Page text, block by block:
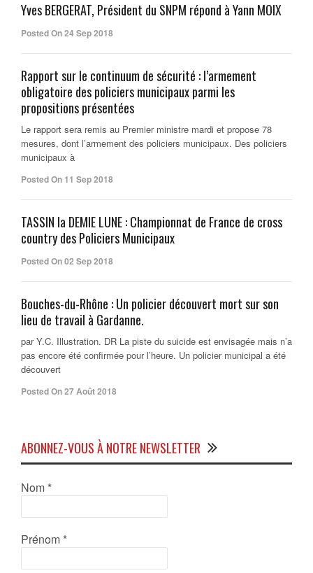
Yves BERGERAT, Président du SNPM répond à Yann MOIX
Posted On 24 Sep 2018
Rapport sur le continuum de sécurité : l’armement
obligatoire des policiers municipaux parmi les
propositions présentées
Le rapport sera remis au Premier ministre mardi et propose 78
mesures, dont l’armement des policiers municipaux. Des policiers
municipaux à
Posted On 11 Sep 2018
TASSIN la DEMIE LUNE : Championnat de France de cross
country des Policiers Municipaux
Posted On 02 Sep 2018
Bouches-du-Rhône : Un policier découvert mort sur son
lieu de travail à Gardanne.
par Y.C. Illustration. DR La piste du suicide est envisagée mais n’a
pas encore été confirmée pour l’heure. Un policier municipal a été
découvert
Posted On 27 Août 2018
ABONNEZ-VOUS À NOTRE NEWSLETTER
Nom *
Prénom *